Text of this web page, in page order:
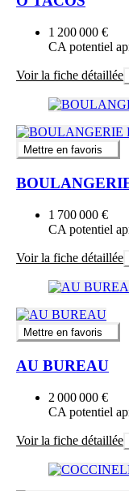
1 200 000 €
CA potentiel
Voir la fiche détaillée
Mettre en favoris
1 700 000 €
CA potentiel
Voir la fiche détaillée
Mettre en favoris
AU BUREAU
2 000 000 €
CA potentiel
Voir la fiche détaillée